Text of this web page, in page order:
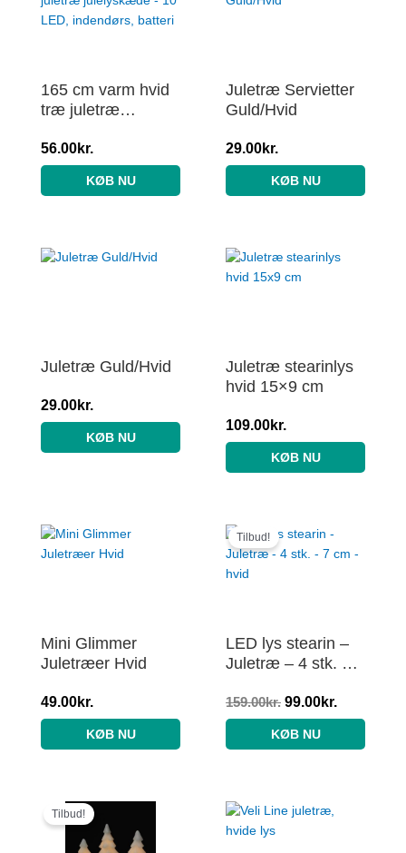
165 cm varm hvid
træ juletræ
LED, indendørs,
batteri
56.00kr.
KØB NU
Juletræ Servietter
Guld/Hvid
29.00kr.
KØB NU
Juletræ Guld/Hvid
29.00kr.
KØB NU
Juletræ stearinlys
hvid 15×9 cm
109.00kr.
KØB NU
Mini Glimmer
Juletræer Hvid
49.00kr.
KØB NU
Tilbud!
LED lys stearin –
Juletræ – 4 stk. – 7
159.00kr.
oprindelige
pris
99.00kr.
pris
KØB NU
Tilbud!
pris
var: